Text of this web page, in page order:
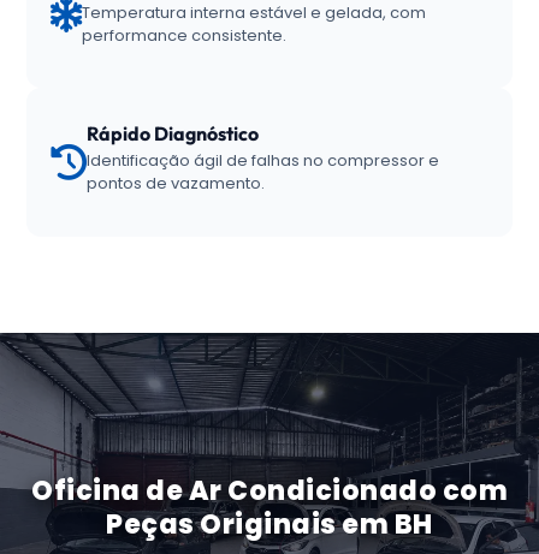
Temperatura interna estável e gelada, com
performance consistente.
Rápido Diagnóstico
Identificação ágil de falhas no compressor e
pontos de vazamento.
Oficina de Ar Condicionado com
Peças Originais em BH